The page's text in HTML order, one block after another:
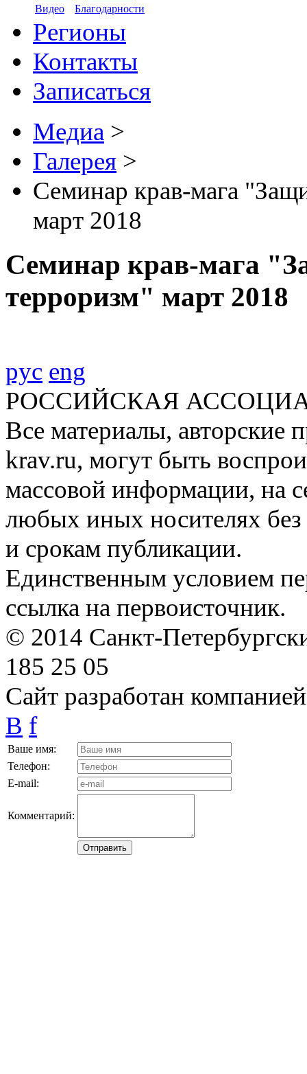
Видео
Благодарности
Регионы
Контакты
Записаться
Медиа >
Галерея >
Семинар крав-мага
март 2018
Семинар крав-мага
терроризм" март 2018
рус eng
РОССИЙСКАЯ
Все материалы, авторские
krav.ru, могут быть
массовой информации, на
любых иных носителях
и срокам публикации.
Единственным условием
ссылка на первоисточник.
© 2014 Санкт-
185 25 05
Сайт разработан
B f
Ваше имя:
Телефон:
E-mail:
Комментарий: